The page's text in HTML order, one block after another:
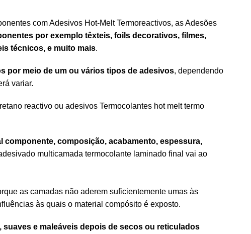
com Adesivos Hot-Melt Termoreactivos, as Adesões
por exemplo têxteis, foils decorativos, filmes,
técnicos, e muito mais.
por meio de um ou vários tipos de adesivos, dependendo
variar.
reactivo ou adesivos Termocolantes hot melt termo
componente, composição, acabamento, espessura,
multicamada termocolante laminado final vai ao
as camadas não aderem suficientemente umas às
às quais o material compósito é exposto.
e maleáveis depois de secos ou reticulados